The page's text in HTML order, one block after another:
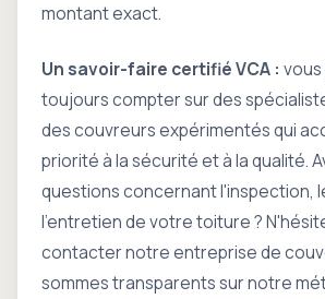
montant exact.
Un savoir-faire certifié VCA :
toujours compter sur des
des couvreurs expérimentés qui
priorité à la sécurité et à la qualité.
questions concernant l'inspection,
l'entretien de votre toiture ?
contacter notre entreprise de
sommes transparents sur notre